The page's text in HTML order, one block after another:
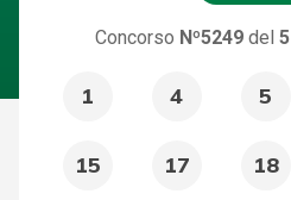
Concorso Nº5249 del
1 4 5
15 17 18